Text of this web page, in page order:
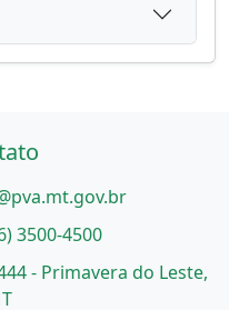
3500-4500
- Primavera do Leste,